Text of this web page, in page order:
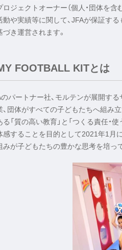
ジェクトオーナー（個人・団体を
動や実績等に関して、JFAが保証す
づき運営されます。
FOOTBALL KITとは
パートナー社、モルテンが展開す
、団体がすべての子どもたちへ組み
る「質の高い教育」と「つくる責任
感することを目的として2021年1月
みが子どもたちの豊かな思考を培っ